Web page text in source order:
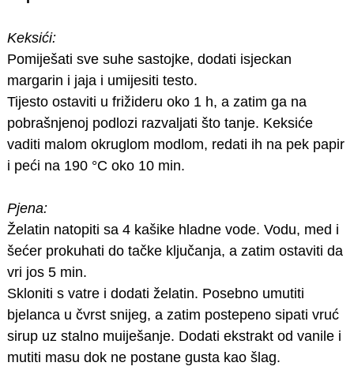
Keksići:
Pomiješati sve suhe sastojke, dodati isjeckan
margarin i jaja i umijesiti testo.
Tijesto ostaviti u frižideru oko 1 h, a zatim ga na
pobrašnjenoj podlozi razvaljati što tanje. Keksiće
vaditi malom okruglom modlom, redati ih na pek papir
i peći na 190 °C oko 10 min.
Pjena:
Želatin natopiti sa 4 kašike hladne vode. Vodu, med i
šećer prokuhati do tačke ključanja, a zatim ostaviti da
vri jos 5 min.
Skloniti s vatre i dodati želatin. Posebno umutiti
bjelanca u čvrst snijeg, a zatim postepeno sipati vruć
sirup uz stalno muiješanje. Dodati ekstrakt od vanile i
mutiti masu dok ne postane gusta kao šlag.